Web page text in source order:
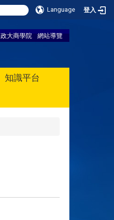
Language 登入
政大商學院
網站導覽
知識平台